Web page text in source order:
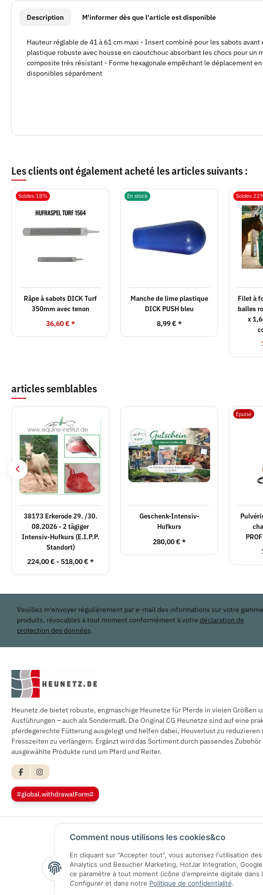
Comment nous utilisons les cookies&co
En cliquant sur "Accepter tout", vous autorisez l'utilisation
Analytics und Besucher Marketing, HotJar Integration,
ce paramètre à tout moment (icône d'empreinte digitale
Configureret dans notre Politique de confidentialité.
#productDetails.showMoreTabs#
Description M'informer dès que l'article est disponible
Hauteur réglable de 41 à 61 cm maxi - Insert combiné pour les sabots
plastique robuste avec housse en caoutchouc absorbant les chocs pour un
composite très résistant - Forme hexagonale empêchant le déplacement en
disponibles séparément
Les clients ont également acheté les articles suivants :
Soldes 18%
Râpe à sabots DICK Turf
350mm avec tenon
36,60 € *
En stock
Manche de lime plastique
DICK PUSH bleu
8,99 € *
Soldes
Filet à
balles
x
articles semblables
38173 Erkerode 29. /30.
08.2026 - 2 tägiger
Intensiv-Hufkurs (E.I.P.P.
Standort)
224,00 € - 518,00 € *
Geschenk-Intensiv-
Hufkurs
280,00 € *
Épuisé
Veuillez m'envoyer régulièrement par e-mail des informations sur votre
produits, révocables à tout moment conformément à votre déclaration de
protection des données.
Heunetz.de bietet robuste, engmaschige Heunetze für Pferde in vielen Größen
Ausführungen – auch als Sondermaß. Die Original CG Heunetze sind auf eine
pferdegerechte Fütterung ausgelegt und helfen dabei, Heuverlust zu reduzieren
Fresszeiten zu verlängern. Ergänzt wird das Sortiment durch passendes Zubehör
ausgewählte Produkte rund um Pferd und Reiter.
#global.withdrawalForm#